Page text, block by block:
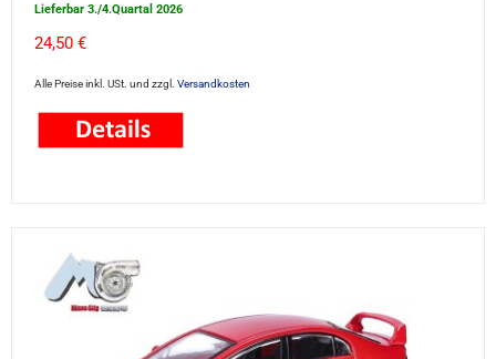
Lieferbar 3./4.Quartal 2026
24,50 €
Alle Preise inkl. USt. und zzgl. Versandkosten